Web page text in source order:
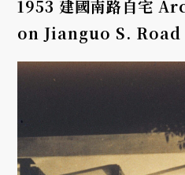
1953 建國南路自宅
on Jianguo S. Road